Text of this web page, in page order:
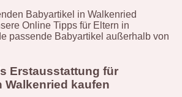
Babyartikel in Walkenried
Online Tipps für Eltern in
passende Babyartikel außerhalb von
Erstausstattung für
Walkenried kaufen